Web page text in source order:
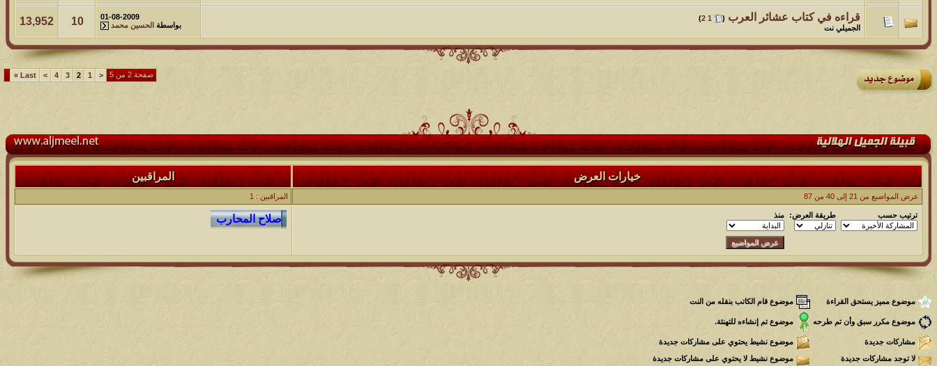
قراءه في كتاب عشائر العرب (
1
2
)
الجميلي نت
01-08-2009
بواسطة الحسين محمد 10
13,952
صفحة 2 من 5 <
1
2
3
4
>
Last
»
خيارات العرض المراقبين
عرض المواضيع من 21 إلى 40 من 87 المراقبين : 1
ترتيب حسب طريقة العرض: منذ
موضوع مميز يستحق القراءة موضوع قام الكاتب بنقله من النت
موضوع مكرر سبق وأن تم طرحه موضوع تم إنشاءه للتهنئة.
مشاركات جديدة
موضوع نشيط يحتوي على مشاركات جديدة
لا توجد مشاركات جديدة
موضوع نشيط لا يحتوي على مشاركات جديدة